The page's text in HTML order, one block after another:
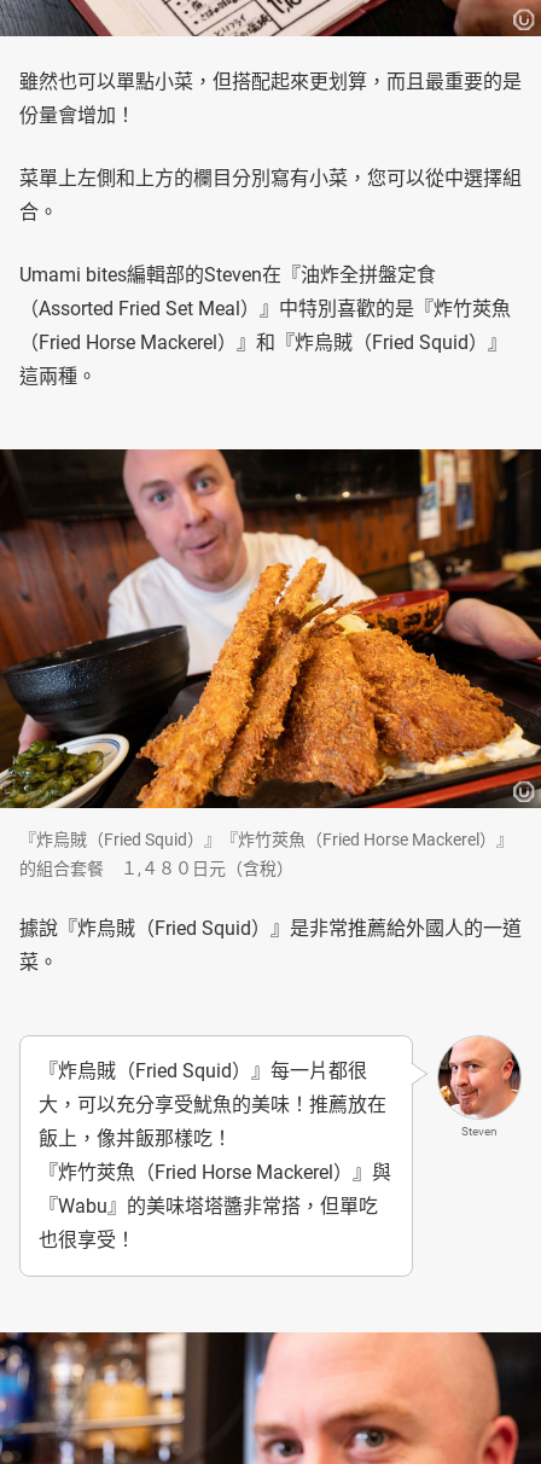
雖然也可以單點小菜，但搭配起來更划算，而且最重要的是
份量會增加！
菜單上左側和上方的欄目分別寫有小菜，您可以從中選擇組
合。
Umami bites編輯部的Steven在『油炸全拼盤定食
（Assorted Fried Set Meal）』中特別喜歡的是『炸竹莢魚
（Fried Horse Mackerel）』和『炸烏賊（Fried Squid）』
這兩種。
『炸烏賊（Fried Squid）』『炸竹莢魚（Fried Horse Mackerel）』
的組合套餐 １,４８０日元（含稅）
據說『炸烏賊（Fried Squid）』是非常推薦給外國人的一道
菜。
Steven
『炸烏賊（Fried Squid）』每一片都很
大，可以充分享受魷魚的美味！推薦放在
飯上，像丼飯那樣吃！
『炸竹莢魚（Fried Horse Mackerel）』與
『Wabu』的美味塔塔醬非常搭，但單吃
也很享受！